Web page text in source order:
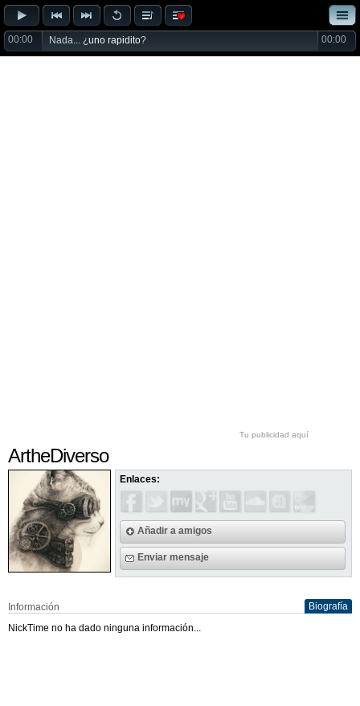
00:00 Nada... ¿uno rapidito? 00:00
Tu publicidad aquí
ArtheDiverso
Enlaces:
Añadir a amigos
Enviar mensaje
Información
Biografía
NickTime no ha dado ninguna información...